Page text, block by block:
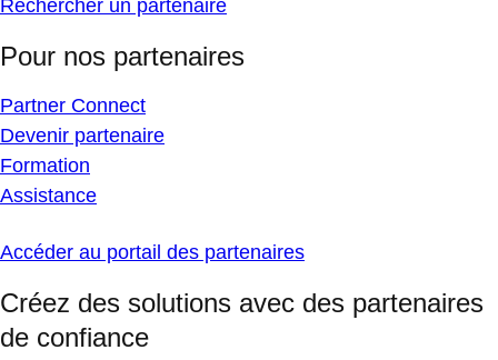
Rechercher un partenaire
Pour nos partenaires
Partner Connect
Devenir partenaire
Formation
Assistance
Accéder au portail des partenaires
Créez des solutions avec des partenaires
de confiance